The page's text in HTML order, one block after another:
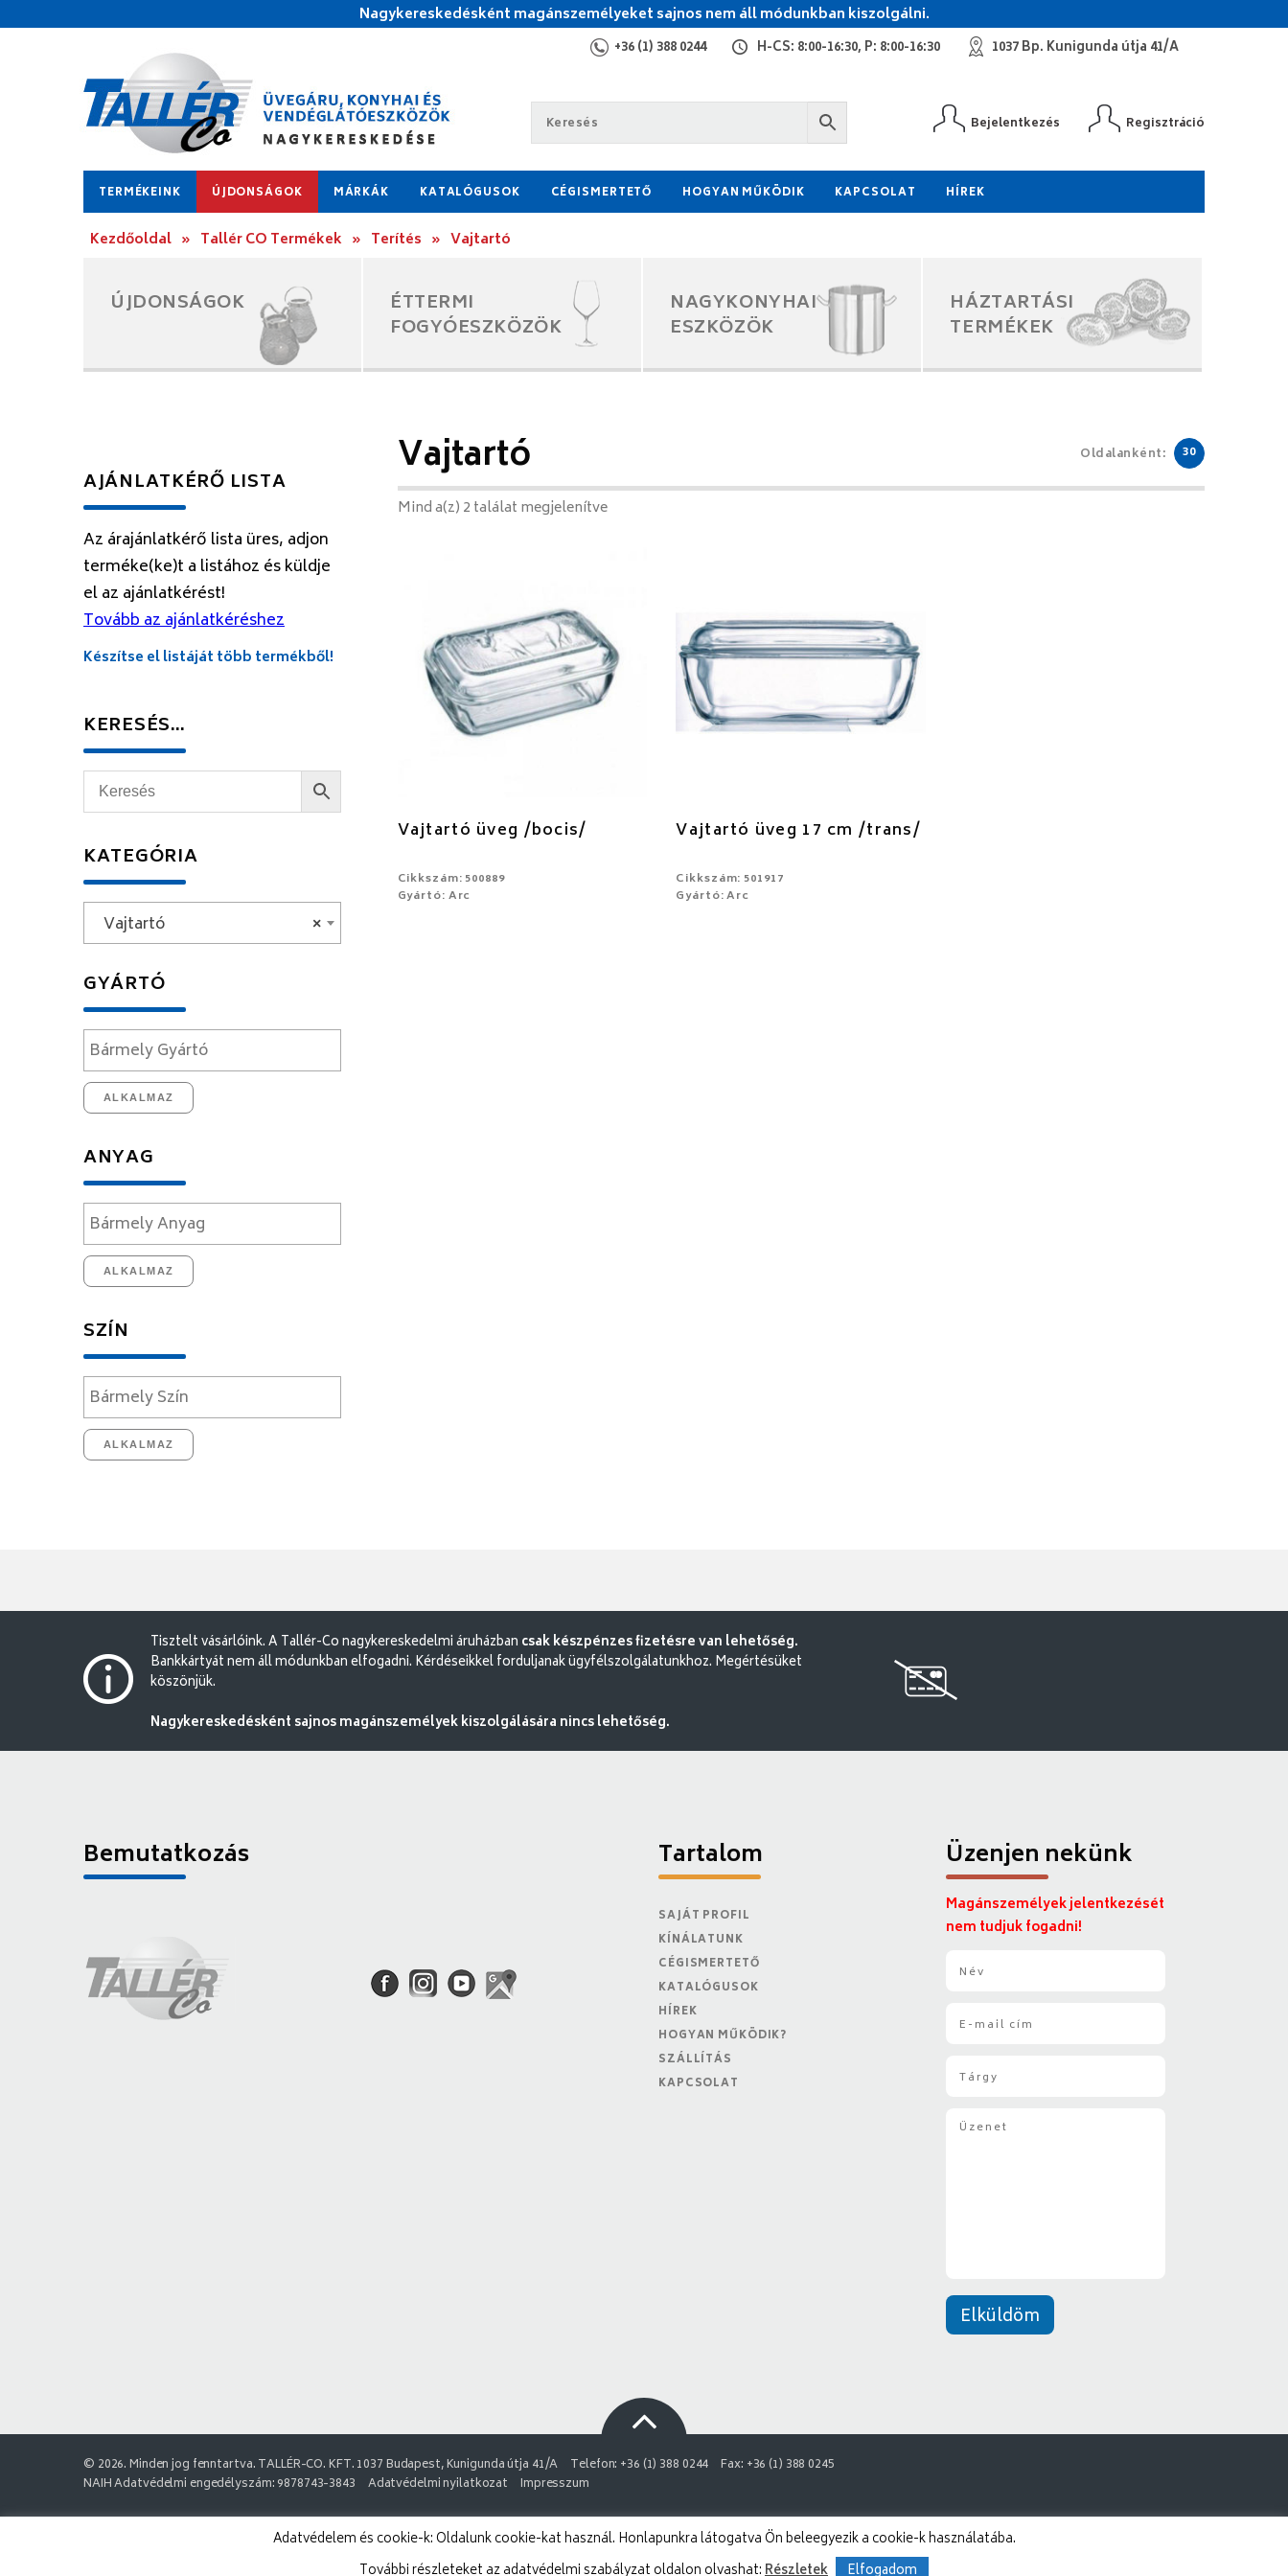
Nagykereskedésként magánszemélyeket sajnos nem áll módunkban kiszolgálni.
+36 (1) 388 0244 H-CS: 8:00-16:30, P: 8:00-16:30 1037 Bp. Kunigunda útja 41/A
Bejelentkezés Regisztráció
TERMÉKEINK ÚJDONSÁGOK MÁRKÁK KATALÓGUSOK CÉGISMERTETŐ HOGYAN MŰKÖDIK KAPCSOLAT HÍREK
Kezdőoldal » Tallér CO Termékek » Terítés » Vajtartó
ÚJDONSÁGOK
ÉTTERMI
FOGYÓESZKÖZÖK
NAGYKONYHAI
ESZKÖZÖK
HÁZTARTÁSI
TERMÉKEK
AJÁNLATKÉRŐ LISTA
Az árajánlatkérő lista üres, adjon
terméke(ke)t a listához és küldje
el az ajánlatkérést!
Tovább az ajánlatkéréshez
Készítse el listáját több termékből!
KERESÉS…
KATEGÓRIA
×
Vajtartó
GYÁRTÓ
ALKALMAZ
ANYAG
ALKALMAZ
SZÍN
ALKALMAZ
Vajtartó Oldalanként: 30
Mind a(z) 2 találat megjelenítve
Vajtartó üveg /bocis/
Cikkszám: 500889
Gyártó: Arc
Vajtartó üveg 17 cm /trans/
Cikkszám: 501917
Gyártó: Arc
Tisztelt vásárlóink. A Tallér-Co nagykereskedelmi áruházban csak készpénzes fizetésre van lehetőség.
Bankkártyát nem áll módunkban elfogadni. Kérdéseikkel forduljanak ügyfélszolgálatunkhoz. Megértésüket
köszönjük.
Nagykereskedésként sajnos magánszemélyek kiszolgálására nincs lehetőség.
Bemutatkozás Tartalom
SAJÁT PROFIL
KÍNÁLATUNK
CÉGISMERTETŐ
KATALÓGUSOK
HÍREK
HOGYAN MŰKÖDIK?
SZÁLLÍTÁS
KAPCSOLAT
Üzenjen nekünk
Magánszemélyek jelentkezését
nem tudjuk fogadni!
Elküldöm
© 2026. Minden jog fenntartva. TALLÉR-CO. KFT. 1037 Budapest, Kunigunda útja 41/A Telefon: +36 (1) 388 0244
Fax: +36 (1) 388 0245
NAIH Adatvédelmi engedélyszám: 9878743-3843
Adatvédelmi nyilatkozat Impresszum
Adatvédelem és cookie-k: Oldalunk cookie-kat használ. Honlapunkra látogatva Ön beleegyezik a cookie-k használatába.
További részleteket az adatvédelmi szabályzat oldalon olvashat:Részletek